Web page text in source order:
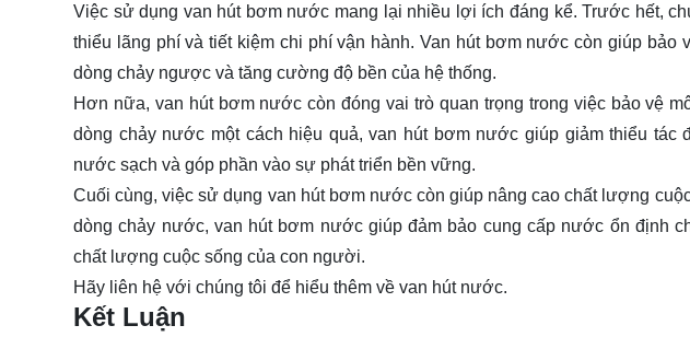
Việc sử dụng van hút bơm nước mang lại nhiều lợi ích đáng kể. Trước hết,
thiểu lãng phí và tiết kiệm chi phí vận hành. Van hút bơm nước còn giúp bảo
dòng chảy ngược và tăng cường độ bền của hệ thống.
Hơn nữa, van hút bơm nước còn đóng vai trò quan trọng trong việc bảo vệ
dòng chảy nước một cách hiệu quả, van hút bơm nước giúp giảm thiểu tác
nước sạch và góp phần vào sự phát triển bền vững.
Cuối cùng, việc sử dụng van hút bơm nước còn giúp nâng cao chất lượng
dòng chảy nước, van hút bơm nước giúp đảm bảo cung cấp nước ổn định
chất lượng cuộc sống của con người.
Hãy liên hệ với chúng tôi để hiểu thêm về van hút nước.
Kết Luận